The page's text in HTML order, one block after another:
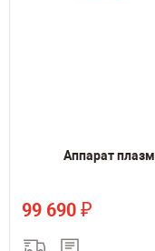
Аппарат
99 690 ₽